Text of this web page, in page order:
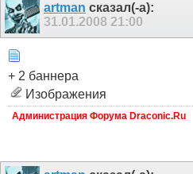
artman сказал(-а):
31.01.2008 21:00
+ 2 баннера
Изображения
Администрация Форума Draconic.Ru